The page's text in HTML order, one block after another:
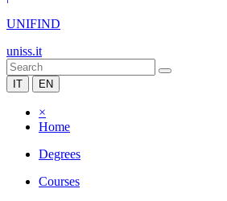
UNIFIND
uniss.it
IT EN
×
Home
Degrees
Courses